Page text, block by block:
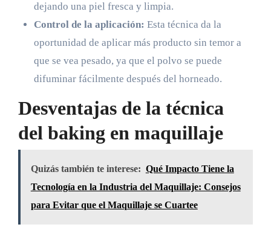
dejando una piel fresca y limpia.
Control de la aplicación: Esta técnica da la
oportunidad de aplicar más producto sin temor a
que se vea pesado, ya que el polvo se puede
difuminar fácilmente después del horneado.
Desventajas de la técnica
del baking en maquillaje
Quizás también te interese: Qué Impacto Tiene la
Tecnología en la Industria del Maquillaje: Consejos
para Evitar que el Maquillaje se Cuartee